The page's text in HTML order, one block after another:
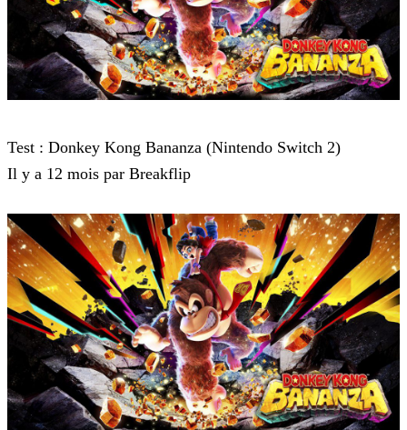
Test : Donkey Kong Bananza (Nintendo Switch 2)
Il y a 12 mois par Breakflip